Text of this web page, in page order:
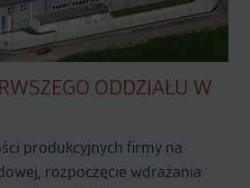
ODDZIAŁU W
produkcyjnych firmy na
rozpoczęcie wdrażania